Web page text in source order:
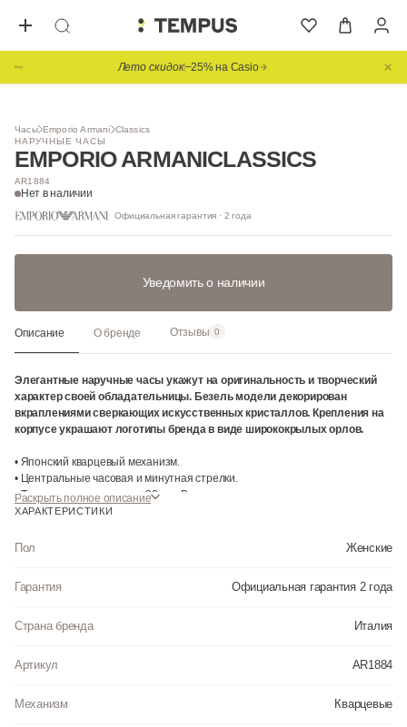
Лето скидок−25% на Casio
Часы Emporio Armani Classics
НАРУЧНЫЕ ЧАСЫ
EMPORIO ARMANICLASSICS
AR1884
Нет в наличии
Официальная гарантия · 2 года
1/ 3
Уведомить о наличии
Описание О бренде Отзывы 0
Элегантные наручные часы укажут на оригинальность и творческий
характер своей обладательницы. Безель модели декорирован
вкраплениями сверкающих искусственных кристаллов. Крепления на
корпусе украшают логотипы бренда в виде ширококрылых орлов.
• Японский кварцевый механизм.
• Центральные часовая и минутная стрелки.
• Точность хода не хуже -+20 сек. В месяц.
• Минеральное стекло устойчивое к возникновению царапин.
свойствами.
• Инкрустация искусственными кристаллами.
Раскрыть полное описание
ХАРАКТЕРИСТИКИ
Пол Женские
Гарантия Официальная гарантия 2 года
Страна бренда Италия
Артикул AR1884
Механизм Кварцевые